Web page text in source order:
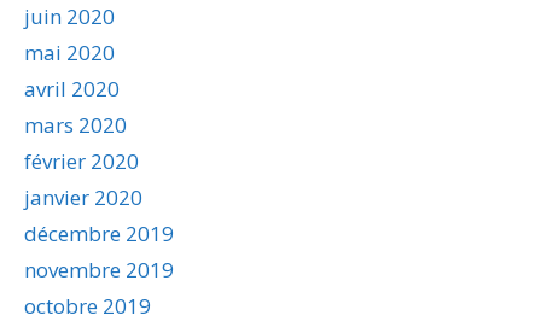
juin 2020
mai 2020
avril 2020
mars 2020
février 2020
janvier 2020
décembre 2019
novembre 2019
octobre 2019